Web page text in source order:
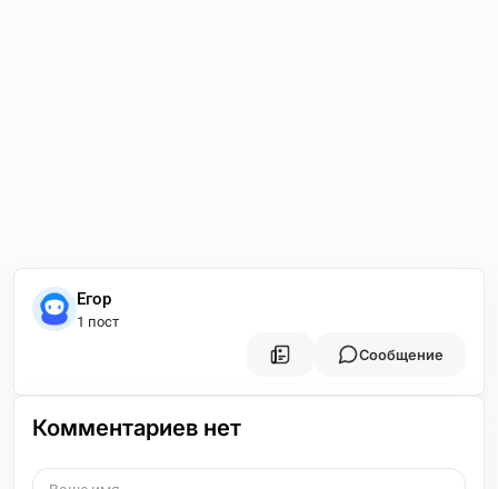
Егор
1 пост
Сообщение
Комментариев нет